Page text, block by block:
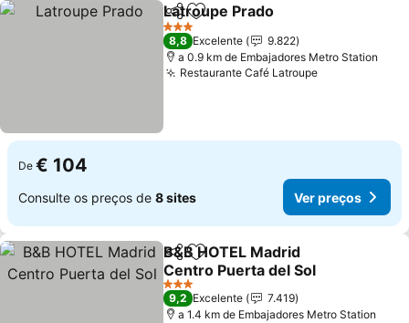
PartilharAdicionar aos favoritos
Latroupe Prado
3 Estrelas
8,8 Excelente
9.822
a 0.9 km de Embajadores Metro Station
Restaurante Café LatroupeVer preços
De € 104
Consulte os preços de 8 sites Ver preços
PartilharAdicionar aos favoritos
B&B HOTEL Madrid
Centro Puerta del Sol
Ver preços
3 Estrelas
9,2 Excelente
7.419
a 1.4 km de Embajadores Metro Station